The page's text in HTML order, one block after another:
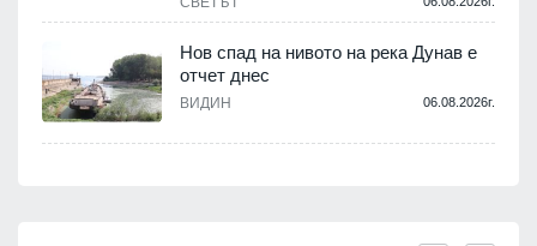
Нов спад на нивото на река Дунав е
отчет днес
ВИДИН 06.08.2026г.